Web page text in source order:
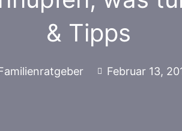
& Tipps
Februar 13,